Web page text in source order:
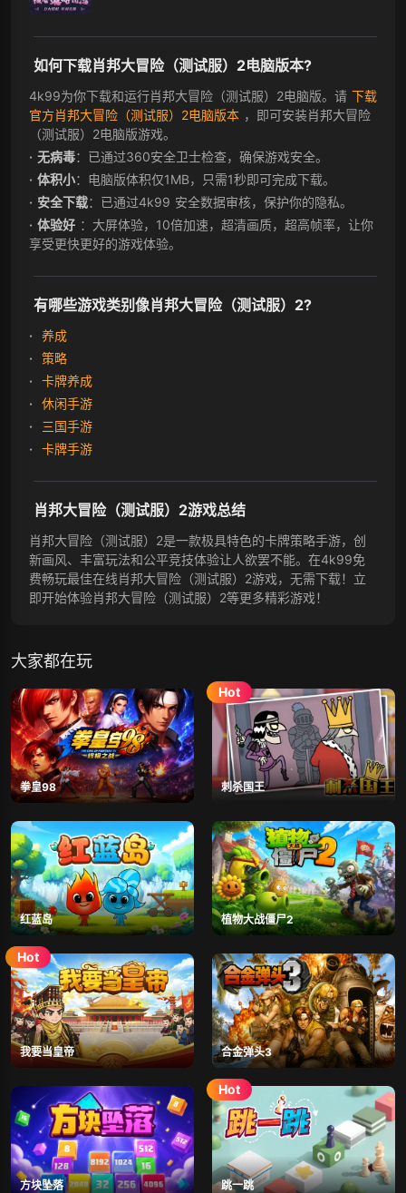
如何下载肖邦大冒险（测试服）2电脑版本?
4k99为你下载和运行肖邦大冒险（测试服）2电脑版。请 下载
官方肖邦大冒险（测试服）2电脑版本 ，即可安装肖邦大冒险
（测试服）2电脑版游戏。
无病毒：已通过360安全卫士检查，确保游戏安全。
体积小：电脑版体积仅1MB，只需1秒即可完成下载。
安全下载：已通过4k99 安全数据审核，保护你的隐私。
体验好 ：大屏体验，10倍加速，超清画质，超高帧率，让你
享受更快更好的游戏体验。
有哪些游戏类别像肖邦大冒险（测试服）2?
养成
策略
卡牌养成
休闲手游
三国手游
卡牌手游
肖邦大冒险（测试服）2游戏总结
肖邦大冒险（测试服）2是一款极具特色的卡牌策略手游，创
新画风、丰富玩法和公平竞技体验让人欲罢不能。在4k99免
费畅玩最佳在线肖邦大冒险（测试服）2游戏，无需下载！立
即开始体验肖邦大冒险（测试服）2等更多精彩游戏！
大家都在玩
拳皇98 刺杀国王
红蓝岛 植物大战僵尸2
我要当皇帝 合金弹头3
方块坠落 跳一跳